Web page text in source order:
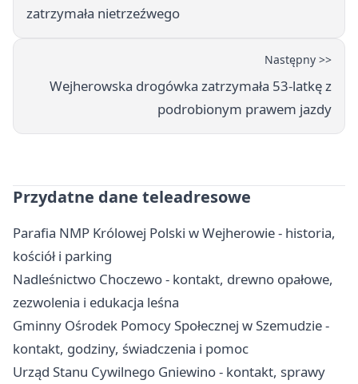
zatrzymała nietrzeźwego
Następny >>
Wejherowska drogówka zatrzymała 53-latkę z
podrobionym prawem jazdy
Przydatne dane teleadresowe
Parafia NMP Królowej Polski w Wejherowie - historia,
kościół i parking
Nadleśnictwo Choczewo - kontakt, drewno opałowe,
zezwolenia i edukacja leśna
Gminny Ośrodek Pomocy Społecznej w Szemudzie -
kontakt, godziny, świadczenia i pomoc
Urząd Stanu Cywilnego Gniewino - kontakt, sprawy